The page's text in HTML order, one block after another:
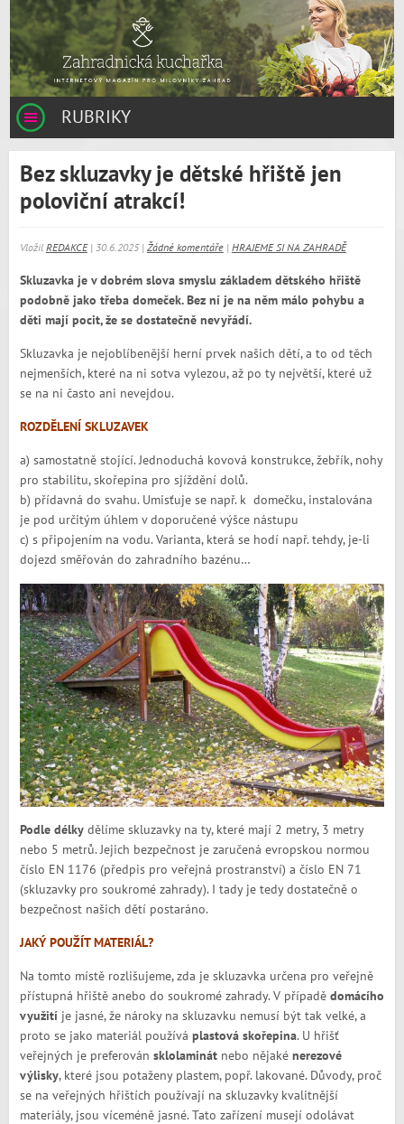
RUBRIKY
Bez skluzavky je dětské hřiště jen
poloviční atrakcí!
Vložil REDAKCE| 30.6.2025 | Žádné komentáře| HRAJEME SI NA ZAHRADĚ
Skluzavka je v dobrém slova smyslu základem dětského hřiště
podobně jako třeba domeček. Bez ní je na něm málo pohybu a
děti mají pocit, že se dostatečně nevyřádí.
Skluzavka je nejoblíbenější herní prvek našich dětí, a to od těch
nejmenších, které na ni sotva vylezou, až po ty největší, které už
se na ni často ani nevejdou.
ROZDĚLENÍ SKLUZAVEK
a) samostatně stojící. Jednoduchá kovová konstrukce, žebřík, nohy
pro stabilitu, skořepina pro sjíždění dolů.
b) přídavná do svahu. Umisťuje se např. k domečku, instalována
je pod určitým úhlem v doporučené výšce nástupu
c) s připojením na vodu. Varianta, která se hodí např. tehdy, je-li
dojezd směřován do zahradního bazénu…
Podle délkydělíme skluzavky na ty, které mají 2 metry, 3 metry
nebo 5 metrů. Jejich bezpečnost je zaručená evropskou normou
číslo EN 1176 (předpis pro veřejná prostranství) a číslo EN 71
(skluzavky pro soukromé zahrady). I tady je tedy dostatečně o
bezpečnost našich dětí postaráno.
JAKÝ POUŽÍT MATERIÁL?
Na tomto místě rozlišujeme, zda je skluzavka určena pro veřejně
přístupná hřiště anebo do soukromé zahrady. V případědomácího
využitíje jasné, že nároky na skluzavku nemusí být tak velké, a
proto se jako materiál používá plastová skořepina. U hřišť
veřejných je preferován sklolaminát nebo nějaké nerezové
výlisky, které jsou potaženy plastem, popř. lakované. Důvody, proč
se na veřejných hřištích používají na skluzavky kvalitnější
materiály, jsou víceméně jasné. Tato zařízení musejí odolávat